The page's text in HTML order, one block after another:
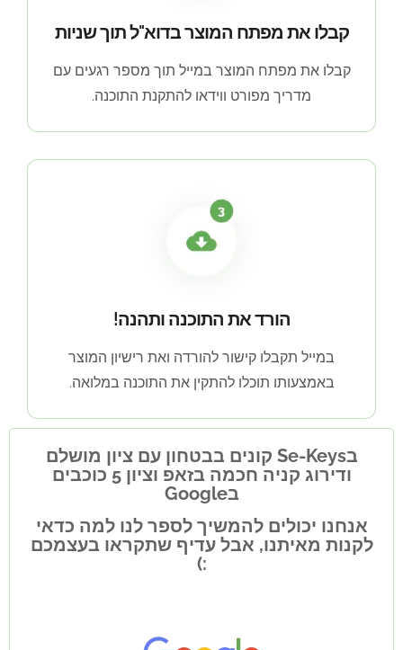
קבלו את מפתח המוצר בדוא"ל תוך שניות
קבלו את מפתח המוצר במייל תוך מספר רגעים עם
מדריך מפורט ווידאו להתקנת התוכנה.
הורד את התוכנה ותהנה!
במייל תקבלו קישור להורדה ואת רישיון המוצר
באמצעותו תוכלו להתקין את התוכנה במלואה.
בSe-Keys קונים בבטחון עם ציון מושלם
ודירוג קניה חכמה בזאפ וציון 5 כוכבים
בGoogle
אנחנו יכולים להמשיך לספר לנו למה כדאי
לקנות מאיתנו, אבל עדיף שתקראו בעצמכם
:)